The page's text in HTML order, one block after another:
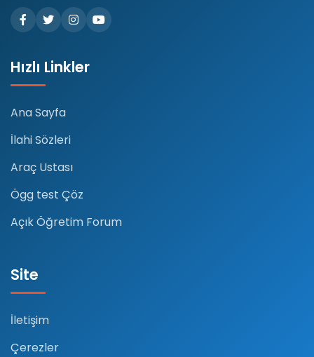
Hızlı Linkler
Ana Sayfa
İlahi Sözleri
Araç Ustası
Ögg test Çöz
Açık Öğretim Forum
Site
İletişim
Çerezler